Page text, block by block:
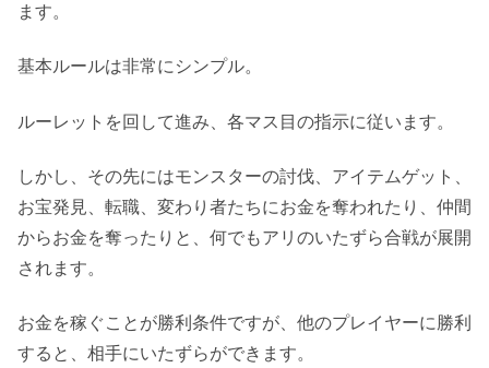
ます。
基本ルールは非常にシンプル。
ルーレットを回して進み、各マス目の指示に従います。
しかし、その先にはモンスターの討伐、アイテムゲット、
お宝発見、転職、変わり者たちにお金を奪われたり、仲間
からお金を奪ったりと、何でもアリのいたずら合戦が展開
されます。
お金を稼ぐことが勝利条件ですが、他のプレイヤーに勝利
すると、相手にいたずらができます。